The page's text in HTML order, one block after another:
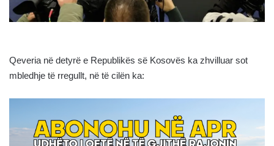
Qeveria në detyrë e Republikës së Kosovës ka zhvilluar sot
mbledhje të rregullt, në të cilën ka: